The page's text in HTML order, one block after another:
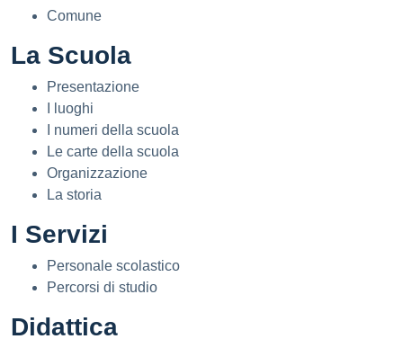
Comune
La Scuola
Presentazione
I luoghi
I numeri della scuola
Le carte della scuola
Organizzazione
La storia
I Servizi
Personale scolastico
Percorsi di studio
Didattica